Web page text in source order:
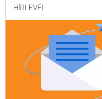
HÍRLEVÉL